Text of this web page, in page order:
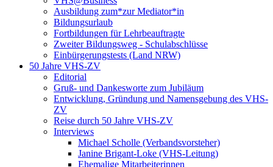
Ausbildung zum*zur Mediator*in
Bildungsurlaub
Fortbildungen für Lehrbeauftragte
Zweiter Bildungsweg - Schulabschlüsse
Einbürgerungstests (Land NRW)
50 Jahre VHS-ZV
Editorial
Gruß- und Dankesworte zum Jubiläum
Entwicklung, Gründung und Namensgebung des VHS-
ZV
Reise durch 50 Jahre VHS-ZV
Interviews
Michael Scholle (Verbandsvorsteher)
Janine Brigant-Loke (VHS-Leitung)
Ehemalige Mitarbeiterinnen